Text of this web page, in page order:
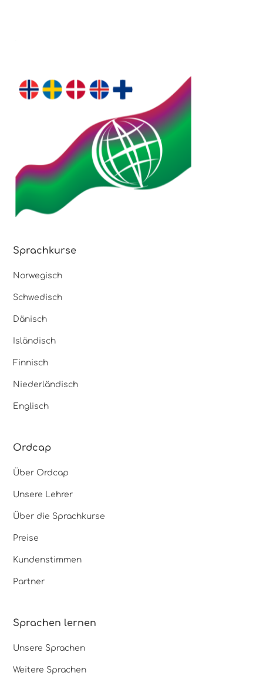
Sprachkurse
Norwegisch
Schwedisch
Dänisch
Isländisch
Finnisch
Niederländisch
Englisch
Ordcap
Über Ordcap
Unsere Lehrer
Über die Sprachkurse
Preise
Kundenstimmen
Partner
Sprachen lernen
Unsere Sprachen
Weitere Sprachen